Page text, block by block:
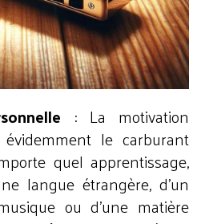
: La motivation
le carburant
quel apprentissage,
langue étrangère, d'un
ou d'une matière